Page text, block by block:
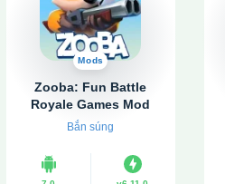
Mods
Zooba: Fun Battle
Royale Games Mod
APK v6.11.0 (Hack
Bắn súng